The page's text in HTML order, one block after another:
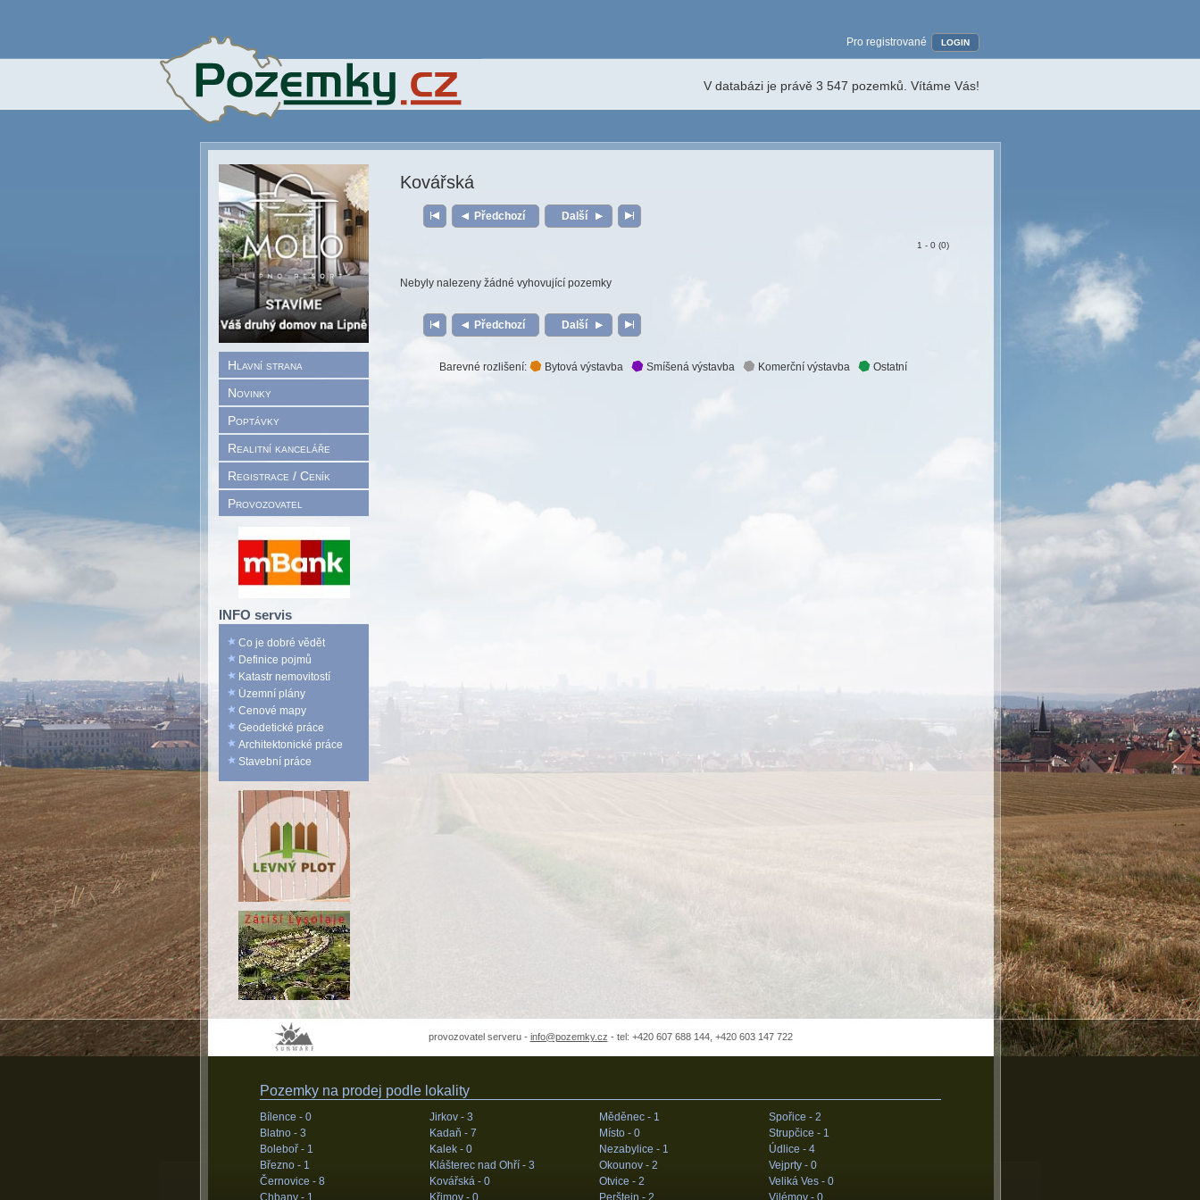
Hlavní strana
Novinky
Poptávky
Realitní kanceláře
Registrace / Ceník
Provozovatel
INFO servis
Co je dobré vědět
Definice pojmů
Katastr nemovitostí
Územní plány
Cenové mapy
Geodetické práce
Architektonické práce
Stavební práce
Pro registrované LOGIN
V databázi je právě 3 547 pozemků. Vítáme Vás!
Kovářská
Předchozí Další
1 - 0 (0)
Nebyly nalezeny žádné vyhovující pozemky
Předchozí Další
Barevné rozlišení: Bytová výstavba Smíšená výstavba Komerční výstavba Ostatní
provozovatel serveru - info@pozemky.cz - tel: +420 607 688 144, +420 603 147 722
Pozemky na prodej podle lokality
Bílence - 0
Blatno - 3
Boleboř - 1
Březno - 1
Černovice - 8
Chbany - 1
Jirkov - 3
Kadaň - 7
Kalek - 0
Klášterec nad Ohří - 3
Kovářská - 0
Křimov - 0
Měděnec - 1
Místo - 0
Nezabylice - 1
Okounov - 2
Otvice - 2
Perštejn - 2
Spořice - 2
Strupčice - 1
Údlice - 4
Vejprty - 0
Veliká Ves - 0
Vilémov - 0